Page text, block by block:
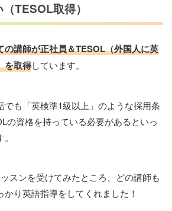
TESOL取得）
の講師が正社員＆TESOL（外国人に英
を取得しています。
でも「英検準1級以上」のような採用条
の資格を持っている必要があるといっ
スンを受けてみたところ、どの講師も
り英語指導をしてくれました！